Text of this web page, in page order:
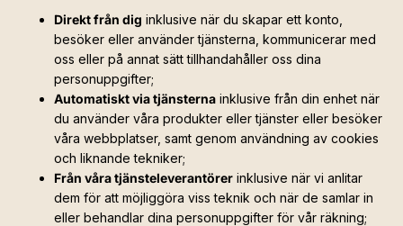
Direkt från dig inklusive när du skapar ett konto,
besöker eller använder tjänsterna, kommunicerar med
oss eller på annat sätt tillhandahåller oss dina
personuppgifter;
Automatiskt via tjänsterna inklusive från din enhet när
du använder våra produkter eller tjänster eller besöker
våra webbplatser, samt genom användning av cookies
och liknande tekniker;
Från våra tjänsteleverantörer inklusive när vi anlitar
dem för att möjliggöra viss teknik och när de samlar in
eller behandlar dina personuppgifter för vår räkning;